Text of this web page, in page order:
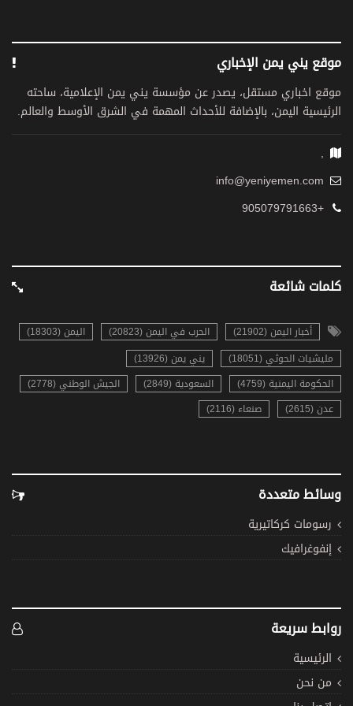
موقع يني يمن الإخباري
موقع اخباري مستقل، يصدر عن مؤسسة يني يمن الإعلامية، ساحته
الرئيسية اليمن، بالإضافة للأحداث المهمة في الشرق الأوسط والعالم.
,
info@yeniyemen.com
+905079791663
كلمات شائعة
أخبار اليمن (21902) الحرب في اليمن (20823)
اليمن (18303)
مليشيات الحوثي (18051)
يني يمن (13926)
الحكومة اليمنية (4759)
السعودية (2849)
الجيش الوطني (2778)
عدن (2615)
صنعاء (2116)
وسائط متعددة
رسومات كركاتيرية
إنفوغرافيك
روابط سريعة
الرئيسية
من نحن